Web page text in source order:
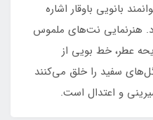
بانویی باوقار اشاره
هنرنمایی نت‌های ملموس
عطر، خط بویی از
سفید را خلق می‌کنند
و اعتدال است.